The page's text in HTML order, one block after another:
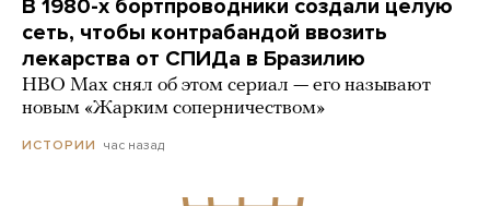
В 1980-х бортпроводники создали целую
сеть, чтобы контрабандой ввозить
лекарства от СПИДа в Бразилию
HBO Max снял об этом сериал — его называют
новым «Жарким соперничеством»
ИСТОРИИ час назад